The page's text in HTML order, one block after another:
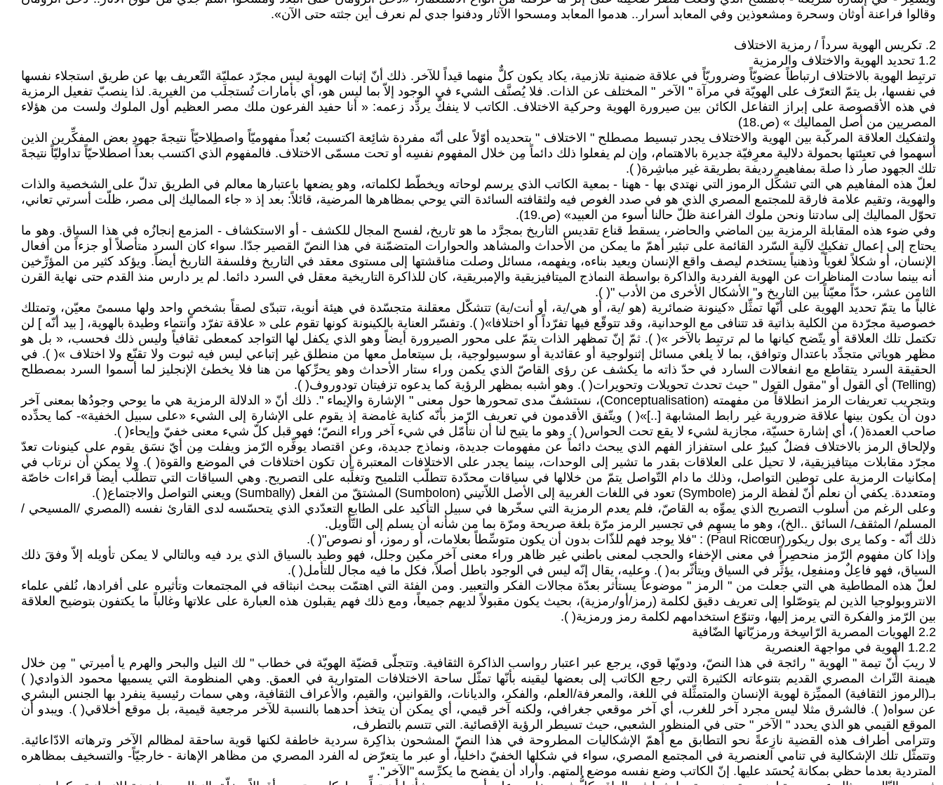
وقالوا فراعنة أوثان وسحرة ومشعوذين وفي المعابد أسرار.. هدموا المعابد ومسحوا الآثار ودفنوا جدي لم نعرف أين جثته حتى الآن».
2. تكريس الهوية سرداً / رمزية الاختلاف
1.2 تحديد الهوية والاختلاف والرمزية
ترتبِط الهوية بالاختلاف ارتباطاً عضويّاً وضروريّاً في علاقة ضمنية تلازمية، يكاد يكون كلٌّ منهما قيداً للآخر. ذلك أنّ إثبات الهوية ليس مجرّد عمليّة التّعريف بها عن طريق استجلاء نفسها
في نفسها، بل يتمّ التعرّف على الهويّة في مرآة " الآخر " المختلف عن الذات. فلا يُصنَّف الشيء في الوجود إلاّ بما ليس هو، أي بأمارات تُستجلَب من الغيرية. لذا ينصبّ تفعيل الرمزية
في هذه الأقصوصة على إبراز التفاعل الكائن بين صيرورة الهوية وحركية الاختلاف. الكاتب لا ينفكّ يردِّد زعمه: « أنا حفيد الفرعون ملك مصر العظيم أول الملوك ولست من هؤلاء
المصريين من أصل المماليك » (ص.18)
ولتفكيك العلاقة المركّبة بين الهوية والاختلاف يجدر تبسيط مصطلح " الاختلاف " بتحديده أوّلاً على أنّه مفردة شائِعة اكتسبت بُعداً مفهوميّاً واصطِلاحيّاً نتيجةَ جهودِ بعض المفكِّرين الذين
أسهموا في تعبِئتها بحمولة دلالية معرِفيّة جديرة بالاهتمام، وإن لم يفعلوا ذلك دائماً مِن خلال المفهوم نفسِه أو تحت مسمّى الاختلاف. فالمفهوم الذي اكتسب بعداً اصطلاحيّاً تداوليّاً نتيجةَ
تلك الجهود صار ذا صلة بمفاهيم رديفة بطريقة غير مباشِرة( ).
لعلّ هذه المفاهيم هي التي تشكِّل الرموز التي نهتدي بها - ههنا - بمعية الكاتب الذي يرسم لوحاته ويخطّط لكلماته، وهو يضعها باعتبارها معالم في الطريق تدلّ على الشخصية والذات
والهوية، وتقيم علامة فارقة للمجتمع المصري الذي هو في صدد الغوص فيه ولثقافته السائدة التي يوحي بمظاهرها المرضية، قائلاً: بعد إذ « جاء المماليك إلى مصر، ظلّت أسرتي تعاني،
تحوّل المماليك إلى سادتنا ونحن ملوك الفراعنة ظلّ حالنا أسوء من العبيد» (ص.19).
وفي ضوء هذه المقابلة الرمزية بين الماضي والحاضر، يسقط قناع تقديس التاريخ بمجرَّد ما هو تاريخ، لفسح المجال للكشف - أو الاستكشاف - المزمع إنجازُه في هذا السياق. وهو ما
يحتاج إلى إعمال تفكيكٍ لآلية السّرد القائمة على تبئير أهمّ ما يمكن من الأحداث والمشاهد والحوارات المتضمّنة في هذا النصّ القصير جدّا. سواء كان السرد متأصلاً أو جزءاً من أفعال
الإنسان، أو شكلاً لغوياً وذهنياً يستخدم ليصف واقع الإنسان ويعيد بناءه، ويفهمه، مسائل وصلت مناقشتها إلى مستوى معقد في التاريخ وفلسفة التاريخ أيضاً. ويؤكد كثير من المؤرِّخين
أنه بينما سادت المناظرات عن الهوية الفردية والذاكرة بواسطة النماذج الميتافيزيقية والإمبريقية، كان للذاكرة التاريخية معقل في السرد دائما. لم ير دارس منذ القدم حتى نهاية القرن
الثامن عشر، حدّاً معيّناً بين التاريخ و" الأشكال الأخرى من الأدب "( ).
غالباً ما يتمّ تحديد الهوية على أنّها تمثِّل «كينونة ضمائرية (هو /ية، أو هي/ية، أو أنت/ية) تتشكّل معقلنة متجسّدة في هيئة أنوية، تتبدّى لصقاً بشخصٍ واحد ولها مسمىً معيّن، وتمتلك
خصوصية مجرّدة من الكلية بذاتية قد تتنافى مع الوحدانية، وقد تتوقّع فيها تفرّداً أو اختلافا»( ). وتفسّر العناية بالكينونة كونها تقوم على « علاقة تفرّد وانتماء وطيدة بالهوية، [ بيد أنّه ] لن
تكتمل تلك العلاقة أو يتّضح كيانها ما لم ترتبِط بالآخر »( ). ثمّ إنّ تمظهر الذات يتمّ على محور الصيرورة أيضاً وهو الذي يكفل لها التواجد كمعطى ثقافياً وليس ذلك فحسب، « بل هو
مظهر هوياتي متجدِّد باعتدال وتوافق، بما لا يلغي مسائل إثنولوجية أو عقائدية أو سوسيولوجية، بل سيتعامل معها من منطلق غير إتباعي ليس فيه ثبوت ولا تقنّع ولا اختلاف »( ). في
الحقيقة السرد يتقاطع مع انفعالات السارد في حدّ ذاته ما يكشف عن رؤى القاصّ الذي يكمن وراء ستار الأحداث وهو يحرِّكها من هنا فلا يخطئ الإنجليز لما أسموا السرد بمصطلح
(Telling) أي القول أو "مقول القول " حيث تحدث تحويلات وتحويرات( ). وهو أشبه بمظهر الرؤية كما يدعوه تزفيتان تودوروف( ).
وبتجريب تعريفات الرمز انطلاقاً من مفهمته (Conceptualisation)، نستشفّ مدى تمحورها حول معنى " الإشارة والإيماء ". ذلك أنّ « الدلالة الرمزية هي ما يوحي وجودُها بمعنى آخر
دون أن يكون بينها علاقة ضرورية غير رابط المشابهة [..]»( ) ويتّفق الأقدمون في تعريف الرّمز بأنّه كناية غامضة إذ يقوم على الإشارة إلى الشيء «على سبيل الخفية»- كما يحدِّده
صاحب العمدة( )، أي إشارة حسيّة، مجازية لشيء لا يقع تحت الحواس( ). وهو ما يتيح لنا أن نتأمّل في شيء آخر وراء النصّ؛ فهو قبل كلّ شيء معنى خفيّ وإيحاء( ).
ولإلحاق الرمز بالاختلاف فضلٌ كبيرٌ على استفزاز الفهم الذي يبحث دائماً عن مفهومات جديدة، ونماذج جديدة، وعن اقتصاد يوفِّره الرّمز ويفلت مِن أيّ نسَق يقوم على كينونات تعدّ
مجرّد مقابلات ميتافيزيقية، لا تحيل على العلاقات بقدر ما تشير إلى الوحدات، بينما يجدر على الاختلافات المعتبرة أن تكون اختلافات في الموضع والقوة( ). ولا يمكن أن نرتاب في
إمكانيات الرمزية على توطين التواصل، وذلك ما دام التّواصل يتمّ من خلالها في سياقات محدّدة تتطلّب التلميح وتغلِّبه على التصريح. وهي السياقات التي تتطلّب أيضاً قراءات خاصّة
ومتعددة. يكفي أن نعلم أنّ لفظة الرمز (Symbole) تعود في اللغات الغربية إلى الأصل اللاّتيني (Sumbolon) المشتقّ من الفعل (Sumbally) ويعني التواصل والاجتماع( ).
وعلى الرغم من أسلوب التصريح الذي يموِّه به القاصّ، فلم يعدم الرمزية التي سخّرها في سبيل التأكيد على الطابع التعدّدي الذي يتحسّسه لدى القارئ نفسه (المصري /المسيحي /
المسلم/ المثقف/ السائق ..الخ)، وهو ما يسهِم في تجسير الرمز مرّة بلغة صريحة ومرّة بما من شأنه أن يسلم إلى التّأويل.
ذلك أنّه - وكما يرى بول ريكور(Paul Ricœur) : "فلا يوجد فهم للذّات بدون أن يكون متوسِّطاً بعلامات، أو رموز، أو نصوص"( ).
وإذا كان مفهوم الرّمز منحصِراً في معنى الإخفاء والحجب لمعنى باطني غير ظاهر وراء معنى آخر مكين وجلل، فهو وطيد بالسياق الذي يرد فيه وبالتالي لا يمكن تأويله إلاّ وفقَ ذلك
السياق، فهو فاعِلٌ ومنفعِل، يؤثِّر في السياق ويتأثّر به( ). وعليه، يقال إنّه ليس في الوجود باطل أصلاً، فكل ما فيه مجال للتأمل( ).
لعلّ هذه المطاطية هي التي جعلت من " الرمز " موضوعاً يستأثر بعدّة مجالات الفكر والتعبير. ومن الفئة التي اهتمّت ببحث انبثاقه في المجتمعات وتأثيره على أفرادها، نُلفي علماء
الانتروبولوجيا الذين لم يتوصّلوا إلى تعريف دقيق لكلمة (رمز/أو/رمزية)، بحيث يكون مقبولاً لديهم جميعاً، ومع ذلك فهم يقبلون هذه العبارة على علاتها وغالباً ما يكتفون بتوضيح العلاقة
بين الرّمز والفكرة التي يرمز إليها، وتنوّع استخدامهم لكلمة رمز ورمزية( ).
2.2 الهويات المصرية الرّاسِخة ورمزيّاتها الضّافية
1.2.2 الهوية في مواجهة العنصرية
لا ريبَ أنّ تيمة " الهوية " رائجة في هذا النصّ، ودويّها قوي، يرجع عبر اعتبار رواسب الذاكرة الثقافية. وتتجلّى قضيّة الهويّة في خطاب " لك النيل والبحر والهرم يا أميرتي " مِن خلال
هيمنة التّراث المصري القديم بتنوعاته الكثيرة التي رجع الكاتب إلى بعضها ليقينه بأنّها تمثّل ساحة الاختلافات المتوارية في العمق. وهي المنظومة التي يسميها محمود الذوادي( )
بـ(الرموز الثقافية) المميِّزة لهوية الإنسان والمتمثِّلة في اللغة، والمعرفة/العلم، والفكر، والديانات، والقوانين، والقيم، والأعراف الثقافية، وهي سمات رئيسية ينفرد بها الجنس البشري
عن سواه( ). فالشرق مثلا ليس مجرد آخر للغرب، أي آخر موقعي جغرافي، ولكنه آخر قيمي، أي يمكن أن يتخذ أحدهما بالنسبة للآخر مرجعية قيمية، بل موقع أخلاقي( ). ويبدو أن
الموقع القيمي هو الذي يحدد " الآخر " حتى في المنظور الشعبي، حيث تسيطر الرؤية الإقصائية. التي تتسم بالتطرف،
وتترامى أطراف هذه القضية نازِعةً نحو التطابق مع أهمّ الإشكاليات المطروحة في هذا النصّ المشحون بذاكِرة سردية خاطفة لكنها قوية ساحقة لمظالم الآخر وترهاته الادّاعائية.
وتتمثّل تلك الإشكالية في تنامي العنصرية في المجتمع المصري، سواء في شكلها الخفيّ داخلياً، أو عبر ما يتعرّض له الفرد المصري من مظاهر الإهانة - خارجيّاً- والتسخيف بمظاهره
المتردية بعدما حظي بمكانة يُحسَد عليها. إنّ الكاتب وضع نفسه موضع المتهم. وأراد أن يفضح ما يكرِّسه "الآخر".